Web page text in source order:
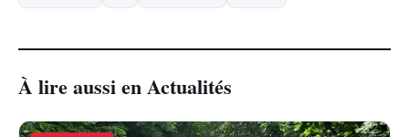
À lire aussi en Actualités